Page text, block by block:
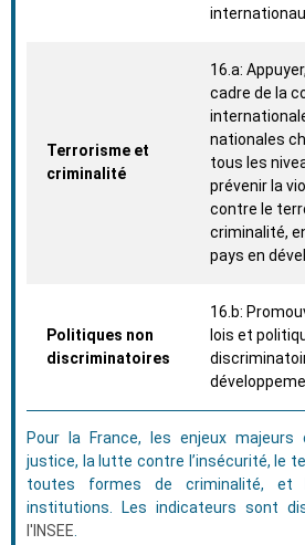
Terrorisme et
criminalité
16.a:
cadre de la
nationales
tous les
prévenir la
contre le
criminalité,
pays en
Politiques non
discriminatoires
16.b:
lois et
Pour la France, les enjeux
justice, la lutte contre l’insécurité, le
toutes formes de criminalité, et
institutions. Les indicateurs sont
l'INSEE